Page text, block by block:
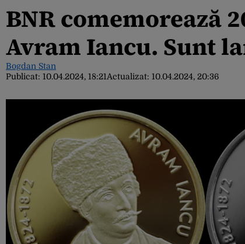
BNR comemorează
Avram Iancu. Sunt
Bogdan Stan
Publicat: 10.04.2024, 18:21Actualizat: 10.04.2024, 20:36